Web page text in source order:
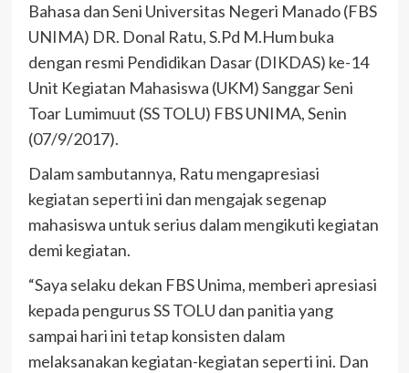
Bahasa dan Seni Universitas Negeri Manado (FBS
UNIMA) DR. Donal Ratu, S.Pd M.Hum buka
dengan resmi Pendidikan Dasar (DIKDAS) ke-14
Unit Kegiatan Mahasiswa (UKM) Sanggar Seni
Toar Lumimuut (SS TOLU) FBS UNIMA, Senin
(07/9/2017).
Dalam sambutannya, Ratu mengapresiasi
kegiatan seperti ini dan mengajak segenap
mahasiswa untuk serius dalam mengikuti kegiatan
demi kegiatan.
“Saya selaku dekan FBS Unima, memberi apresiasi
kepada pengurus SS TOLU dan panitia yang
sampai hari ini tetap konsisten dalam
melaksanakan kegiatan-kegiatan seperti ini. Dan